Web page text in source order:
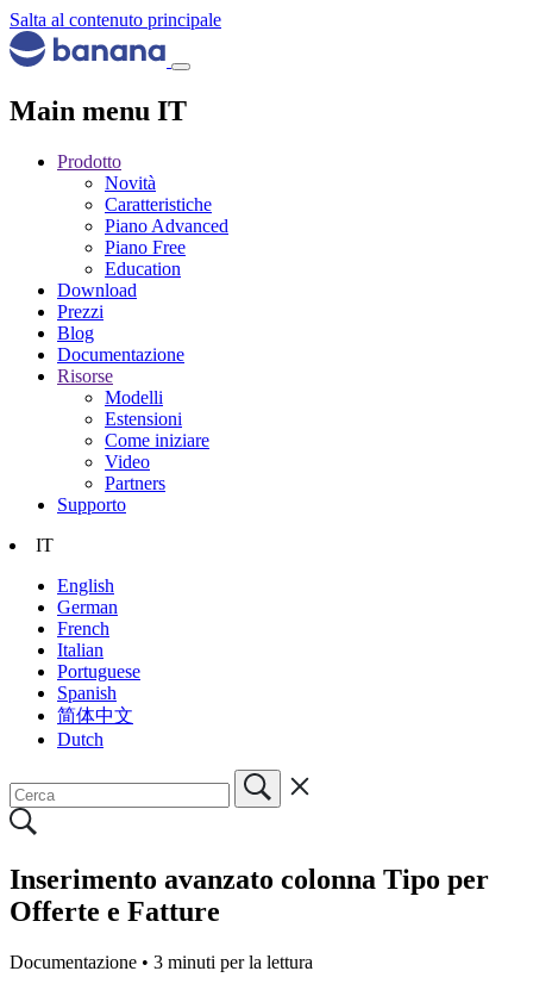
Salta al contenuto principale
Main menu IT
Prodotto
Novità
Caratteristiche
Piano Advanced
Piano Free
Education
Download
Prezzi
Blog
Documentazione
Risorse
Modelli
Estensioni
Come iniziare
Video
Partners
Supporto
IT
English
German
French
Italian
Portuguese
Spanish
简体中文
Dutch
Inserimento avanzato colonna Tipo per
Offerte e Fatture
Documentazione • 3 minuti per la lettura